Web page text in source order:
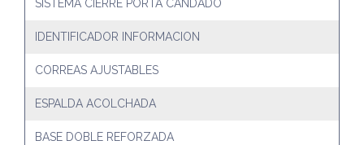
SISTEMA CIERRE PORTA CANDADO
IDENTIFICADOR INFORMACION
CORREAS AJUSTABLES
ESPALDA ACOLCHADA
BASE DOBLE REFORZADA